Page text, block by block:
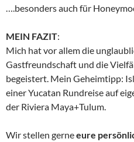
….besonders auch für
MEIN FAZIT:
Mich hat vor allem die
Gastfreundschaft und die
begeistert. Mein Geheimtipp:
einer Yucatan Rundreise auf
der Riviera Maya+Tulum.
Wir stellen gerneeure